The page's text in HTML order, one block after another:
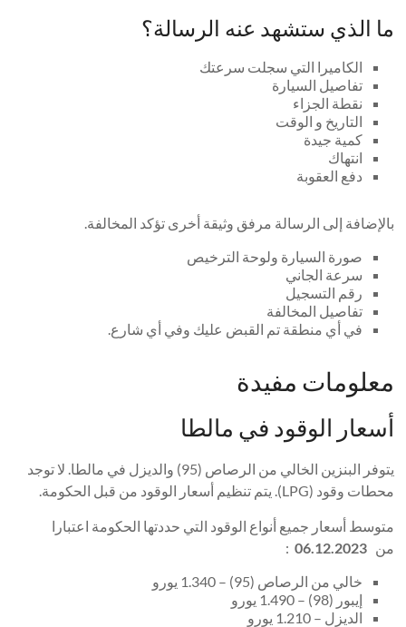
ما الذي ستشهد عنه الرسالة؟
الكاميرا التي سجلت سرعتك
تفاصيل السيارة
نقطة الجزاء
التاريخ و الوقت
كمية جيدة
انتهاك
دفع العقوبة
بالإضافة إلى الرسالة مرفق وثيقة أخرى تؤكد المخالفة.
صورة السيارة ولوحة الترخيص
سرعة الجاني
رقم التسجيل
تفاصيل المخالفة
في أي منطقة تم القبض عليك وفي أي شارع.
معلومات مفيدة
أسعار الوقود في مالطا
يتوفر البنزين الخالي من الرصاص (95) والديزل في مالطا. لا توجد
محطات وقود (LPG). يتم تنظيم أسعار الوقود من قبل الحكومة.
متوسط ​​أسعار جميع أنواع الوقود التي حددتها الحكومة اعتبارا
من06.12.2023
:
خالي من الرصاص (95) – 1.340 يورو
إيبور (98) – 1.490 يورو
الديزل – 1.210 يورو